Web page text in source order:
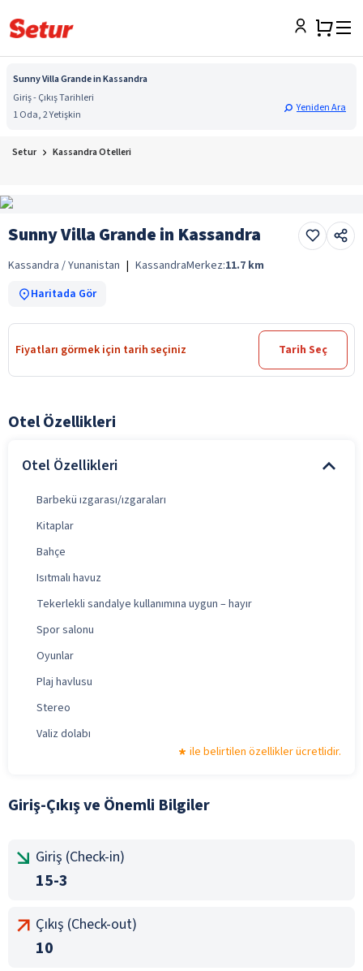
Sunny Villa Grande in Kassandra
Giriş - Çıkış Tarihleri
1 Oda, 2 Yetişkin
Yeniden Ara
Setur Kassandra Otelleri
Sunny Villa Grande in Kassandra
Kassandra / Yunanistan | KassandraMerkez:11.7 km
Haritada Gör
Fiyatları görmek için tarih seçiniz Tarih Seç
Otel Özellikleri
Otel Özellikleri
Barbekü ızgarası/ızgaraları
Kitaplar
Bahçe
Isıtmalı havuz
Tekerlekli sandalye kullanımına uygun – hayır
Spor salonu
Oyunlar
Plaj havlusu
Stereo
Valiz dolabı
ile belirtilen özellikler ücretlidir.
Giriş-Çıkış ve Önemli Bilgiler
Giriş (Check-in)
15-3
Çıkış (Check-out)
10